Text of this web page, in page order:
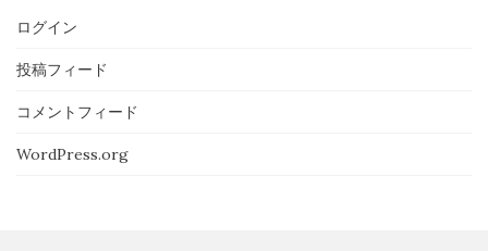
ログイン
投稿フィード
コメントフィード
WordPress.org